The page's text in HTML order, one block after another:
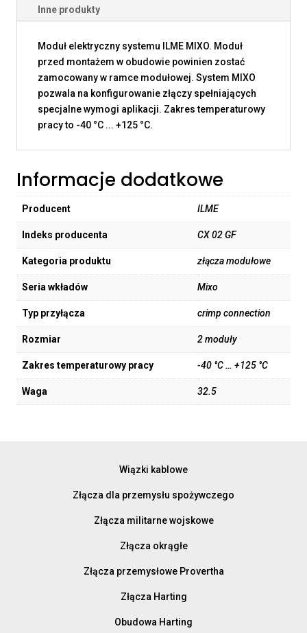
Inne produkty
Moduł elektryczny systemu ILME MIXO. Moduł
przed montażem w obudowie powinien zostać
zamocowany w ramce modułowej. System MIXO
pozwala na konfigurowanie złączy spełniających
specjalne wymogi aplikacji. Zakres temperaturowy
pracy to -40 °C ... +125 °C.
Informacje dodatkowe
Producent ILME
Indeks producenta CX 02 GF
Kategoria produktu złącza modułowe
Seria wkładów Mixo
Typ przyłącza crimp connection
Rozmiar 2 moduły
Zakres temperaturowy pracy -40 °C … +125 °C
Waga 32.5
Wiązki kablowe
Złącza dla przemysłu spożywczego
Złącza militarne wojskowe
Złącza okrągłe
Złącza przemysłowe Provertha
Złącza Harting
Obudowa Harting